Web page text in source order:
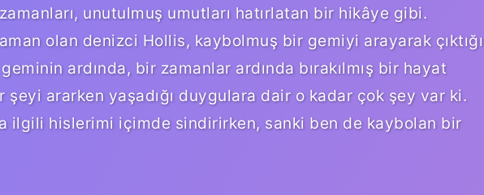
unutulmuş umutları hatırlatan bir hikâye gibi.
olan denizci Hollis, kaybolmuş bir gemiyi arayarak çıktığı
ardında, bir zamanlar ardında bırakılmış bir hayat
şeyi ararken yaşadığı duygulara dair o kadar çok şey var ki.
ilgili hislerimi içimde sindirirken, sanki ben de kaybolan bir